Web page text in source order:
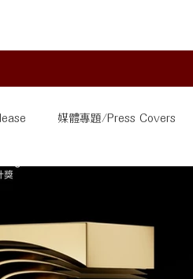
媒體專題/Press Covers